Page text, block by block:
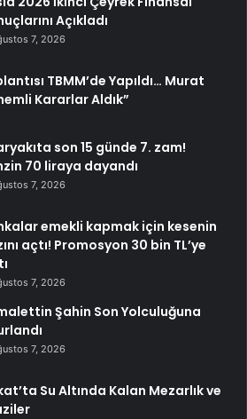
Açıkladı
7, 2026
TBMM’de Yapıldı… Murat
Kararlar Aldık”
son 15 günde 7. zam!
70 liraya dayandı
7, 2026
emekli kapmak için kesenin
açtı! Promosyon 30 bin TL’ye
7, 2026
Şahin Son Yolculuğuna
7, 2026
Su Altında Kalan Mezarlık ve